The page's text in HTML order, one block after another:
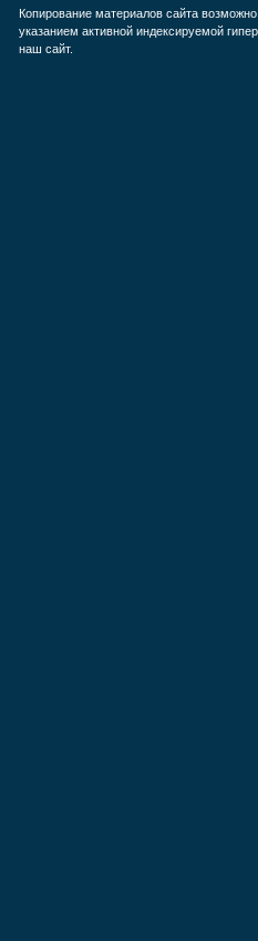
Копирование материалов сайта возможно
указанием активной индексируемой
наш сайт.